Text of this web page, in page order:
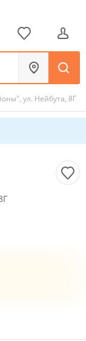
ул. Нейбута, 8Г